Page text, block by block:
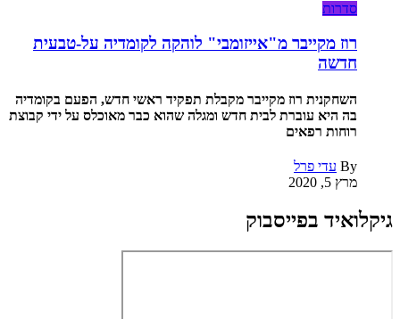
סדרות
רוז מקייבר מ"אייזומבי" לוהקה לקומדיה על-טבעית
חדשה
השחקנית רוז מקייבר מקבלת תפקיד ראשי חדש, הפעם בקומדיה
בה היא עוברת לבית חדש ומגלה שהוא כבר מאוכלס על ידי קבוצת
רוחות רפאים
By עדי פרל
מרץ 5, 2020
גיקלואיד בפייסבוק